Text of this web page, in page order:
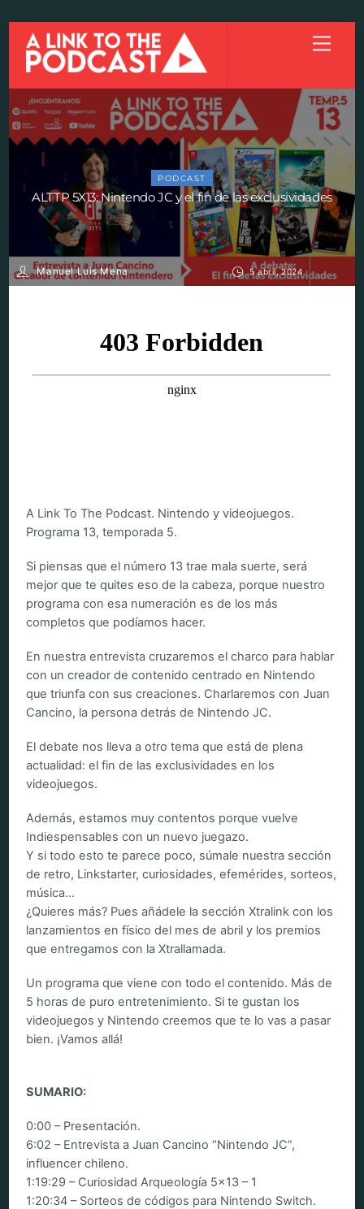
content
Menu
5 abril, 2024
ALTTP 5X13: Nintendo JC y el fin de las exclusividades
Manuel Luis Mena
PODCAST
A Link To The Podcast. Nintendo y videojuegos.
Programa 13, temporada 5.
Si piensas que el número 13 trae mala suerte, será
mejor que te quites eso de la cabeza, porque nuestro
programa con esa numeración es de los más
completos que podíamos hacer.
En nuestra entrevista cruzaremos el charco para hablar
con un creador de contenido centrado en Nintendo
que triunfa con sus creaciones. Charlaremos con Juan
Cancino, la persona detrás de Nintendo JC.
El debate nos lleva a otro tema que está de plena
actualidad: el fin de las exclusividades en los
videojuegos.
Además, estamos muy contentos porque vuelve
Indiespensables con un nuevo juegazo.
Y si todo esto te parece poco, súmale nuestra sección
de retro, Linkstarter, curiosidades, efemérides, sorteos,
música…
¿Quieres más? Pues añádele la sección Xtralink con los
lanzamientos en físico del mes de abril y los premios
que entregamos con la Xtrallamada.
Un programa que viene con todo el contenido. Más de
5 horas de puro entretenimiento. Si te gustan los
videojuegos y Nintendo creemos que te lo vas a pasar
bien. ¡Vamos allá!
SUMARIO:
0:00 – Presentación.
6:02 – Entrevista a Juan Cancino “Nintendo JC”,
influencer chileno.
1:19:29 – Curiosidad Arqueología 5×13 – 1
1:20:34 – Sorteos de códigos para Nintendo Switch.